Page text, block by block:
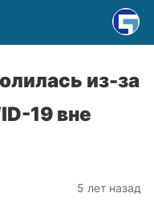
из-за
19 вне
5 лет назад